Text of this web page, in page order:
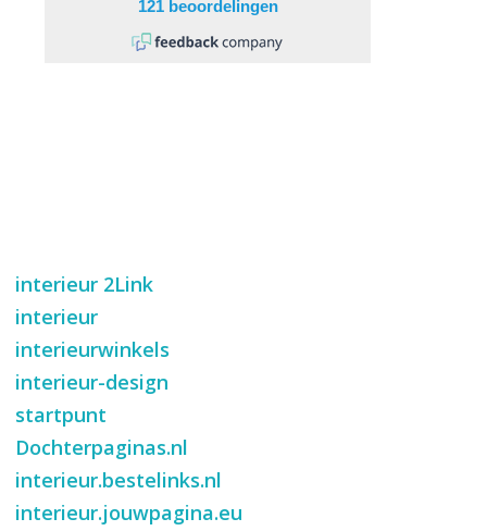
interieur 2Link
interieur
interieurwinkels
interieur-design
startpunt
Dochterpaginas.nl
interieur.bestelinks.nl
interieur.jouwpagina.eu